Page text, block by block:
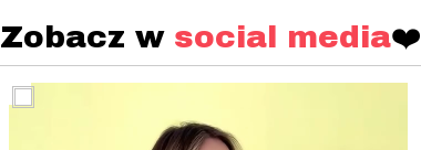
Zobacz w social media❤️